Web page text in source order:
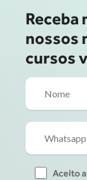
nossos
cursos
Aceito a